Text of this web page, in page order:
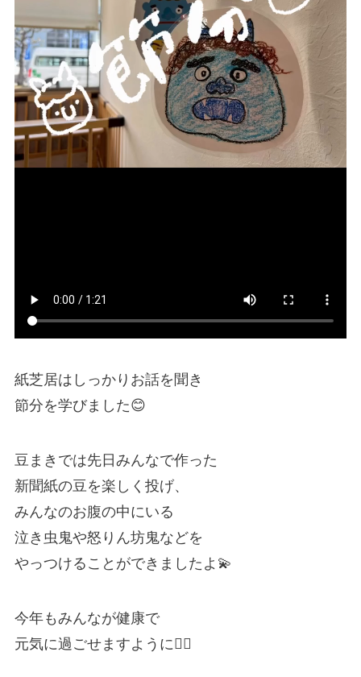
紙芝居はしっかりお話を聞き
節分を学びました😊
豆まきでは先日みんなで作った
新聞紙の豆を楽しく投げ、
みんなのお腹の中にいる
泣き虫鬼や怒りん坊鬼などを
やっつけることができましたよ💫
今年もみんなが健康で
元気に過ごせますように✌🏻